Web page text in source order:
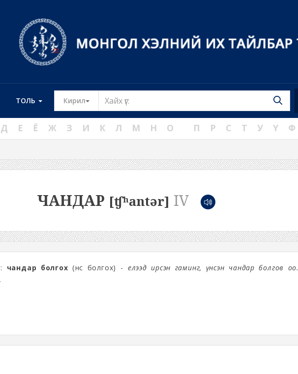
ТОЛЬ Кирил Toggle Dropdown
Д Е Ё Ж З И К Л М Н О П Р С Т У Ү Ф
ЧАНДАР [ʧʰantər] IV
чандар болгох (үнс болгох) - Үелээд ирсэн гаминг, үнсэн чандар болгов оо.